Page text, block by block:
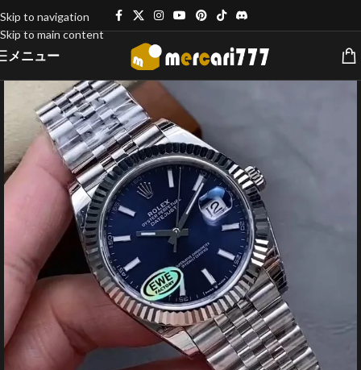
Skip to navigation
Skip to main content
メニュー